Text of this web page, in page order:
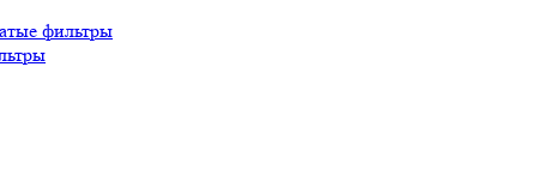
фильтры